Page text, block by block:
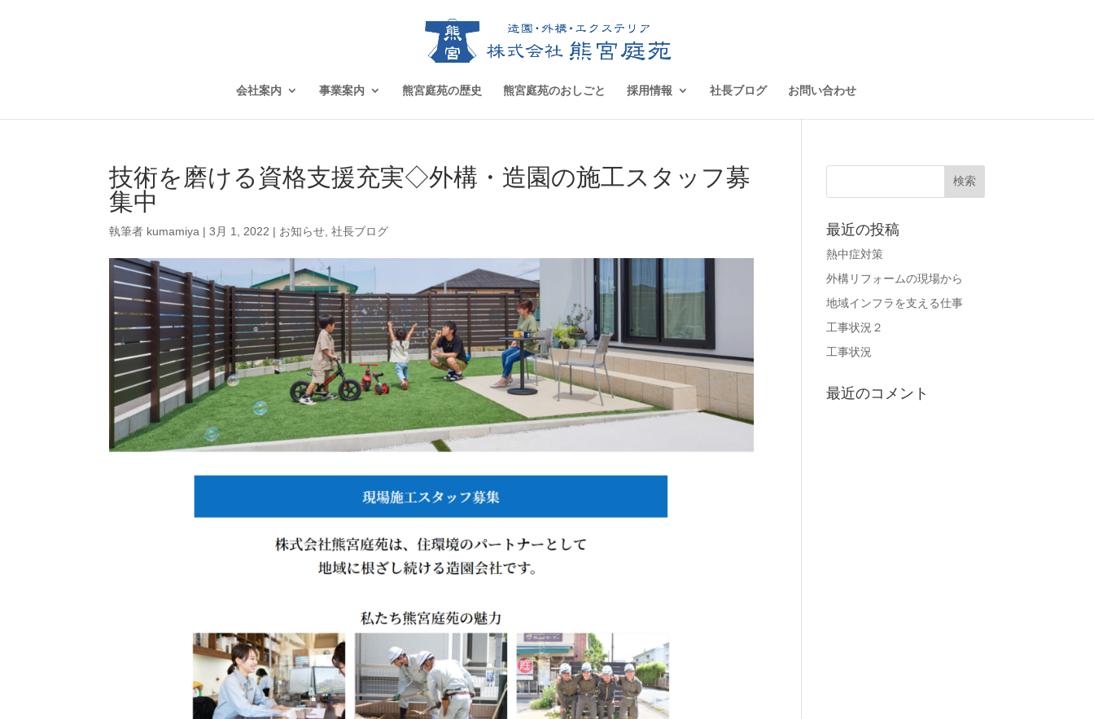
会社案内 事業案内 熊宮庭苑の歴史 熊宮庭苑のおしごと 採用情報 社長ブログ お問い合わせ
技術を磨ける資格支援充実◇外構・造園の施工スタッフ募
集中
執筆者 kumamiya |3月 1, 2022 | お知らせ ,社長ブログ 最近の投稿
熱中症対策
外構リフォームの現場から
地域インフラを支える仕事
工事状況２
工事状況
最近のコメント